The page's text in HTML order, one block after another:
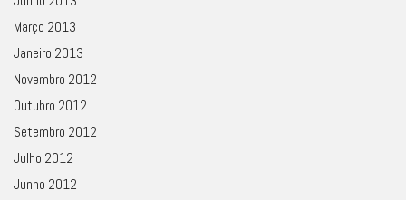
Março 2013
Janeiro 2013
Novembro 2012
Outubro 2012
Setembro 2012
Julho 2012
Junho 2012